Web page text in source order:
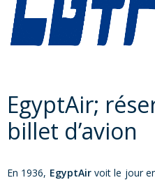
EgyptAir;
billet d’avion
En 1936, EgyptAirvoit le jour